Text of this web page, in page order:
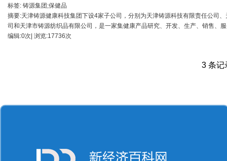
标签: 铸源集团;保健品
摘要:天津铸源健康科技集团下设4家子公司，分别为天津铸源科技有限责任公司
司和天津市铸源纺织品有限公司，是一家集健康产品研究、开发、生产、销售、
编辑:0次| 浏览:17736次
3 条记